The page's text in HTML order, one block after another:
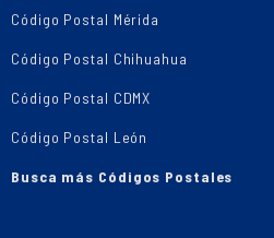
Código Postal Mérida
Código Postal Chihuahua
Código Postal CDMX
Código Postal León
Busca más Códigos Postales